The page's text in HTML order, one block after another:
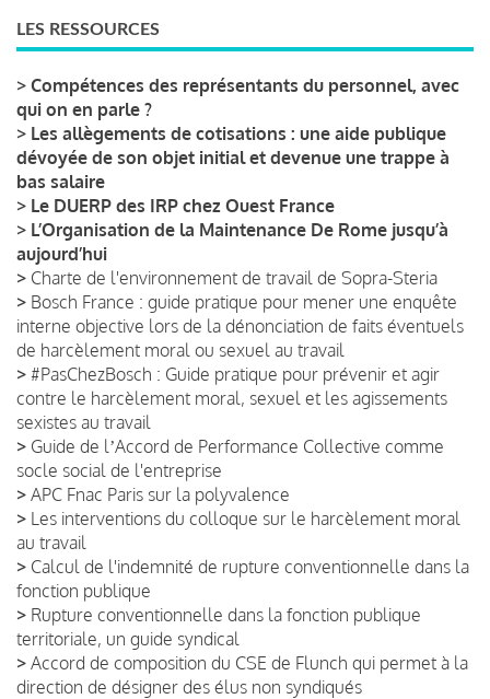
LES RESSOURCES
> Compétences des représentants du personnel, avec
qui on en parle ?
> Les allègements de cotisations : une aide publique
dévoyée de son objet initial et devenue une trappe à
bas salaire
> Le DUERP des IRP chez Ouest France
> L’Organisation de la Maintenance De Rome jusqu’à
aujourd’hui
> Charte de l'environnement de travail de Sopra-Steria
> Bosch France : guide pratique pour mener une enquête
interne objective lors de la dénonciation de faits éventuels
de harcèlement moral ou sexuel au travail
> #PasChezBosch : Guide pratique pour prévenir et agir
contre le harcèlement moral, sexuel et les agissements
sexistes au travail
> Guide de lʼAccord de Performance Collective comme
socle social de l'entreprise
> APC Fnac Paris sur la polyvalence
> Les interventions du colloque sur le harcèlement moral
au travail
> Calcul de l'indemnité de rupture conventionnelle dans la
fonction publique
> Rupture conventionnelle dans la fonction publique
territoriale, un guide syndical
> Accord de composition du CSE de Flunch qui permet à la
direction de désigner des élus non syndiqués